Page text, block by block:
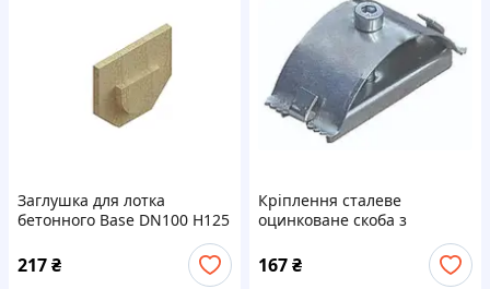
Заглушка для лотка
бетонного Base DN100 Н125
217₴
Кріплення сталеве
оцинковане скоба з
бетонних лотків Base DN100
167₴